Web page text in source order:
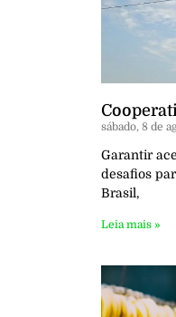
sábado, 8 de
Garantir
desafios
Brasil,
Leia mais »